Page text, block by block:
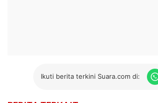
Ikuti berita terkini Suara.com di: